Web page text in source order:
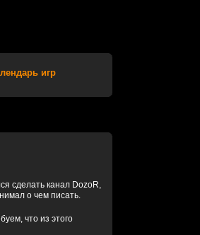
игр
сделать канал DozoR,
о чем писать.
что из этого